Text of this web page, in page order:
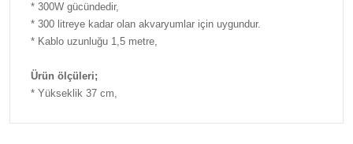
* 300W gücündedir,
* 300 litreye kadar olan akvaryumlar için uygundur.
* Kablo uzunluğu 1,5 metre,
Ürün ölçüleri;
* Yükseklik 37 cm,